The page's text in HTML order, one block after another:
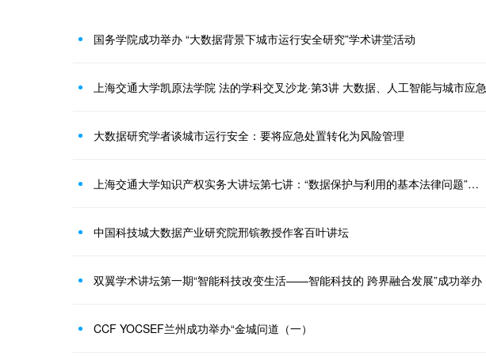
国务学院成功举办 “大数据背景下城市运行安全研究”学术讲堂活动
上海交通大学凯原法学院 法的学科交叉沙龙·第3讲 大数据、人工智能与城市应急
大数据研究学者谈城市运行安全：要将应急处置转化为风险管理
上海交通大学知识产权实务大讲坛第七讲：“数据保护与利用的基本法律问题”成功举办
中国科技城大数据产业研究院邢镔教授作客百叶讲坛
双翼学术讲坛第一期“智能科技改变生活——智能科技的 跨界融合发展”成功举办
CCF YOCSEF兰州成功举办“金城问道（一）